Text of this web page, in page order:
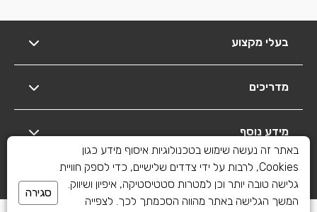
בעלי מקצוע
מדריכים
מידע נוסף
יצירת קשר
באתר זה נעשה שימוש בטכנולוגיות איסוף מידע כגון
Cookies, לרבות על ידי צדדים שלישיים, כדי לספק חוויית
גלישה טובה יותר וכן למטרות סטטיסטיקה, איפיון ושיווק.
המשך הגלישה באתר מהווה הסכמתך לכך. לצפייה
סגירה